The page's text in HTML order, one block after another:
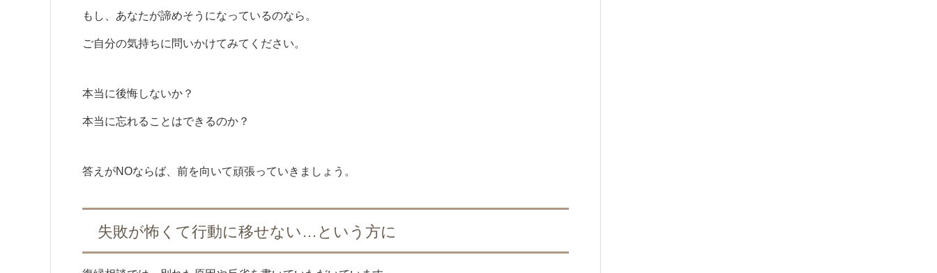
もし、あなたが諦めそうになっているのなら。
ご自分の気持ちに問いかけてみてください。
本当に後悔しないか？
本当に忘れることはできるのか？
答えがNOならば、前を向いて頑張っていきましょう。
失敗が怖くて行動に移せない…という方に